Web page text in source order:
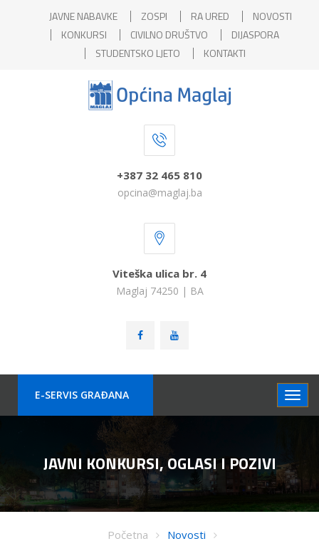
JAVNE NABAVKE ZOSPI RA URED
NOVOSTI
KONKURSI
CIVILNO DRUŠTVO
DIJASPORA
STUDENTSKO LJETO
KONTAKTI
+387 32 465 810
opcina@maglaj.ba
Viteška ulica br. 4
Maglaj 74250 | BA
E-SERVIS GRAÐANA
JAVNI KONKURSI, OGLASI I POZIVI
Početna Novosti